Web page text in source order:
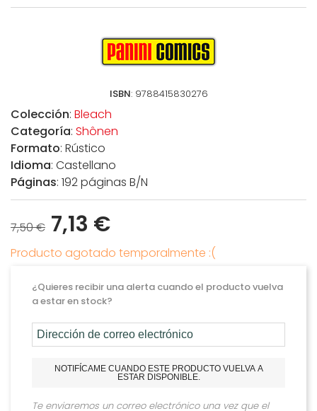
ISBN: 9788415830276
Colección: Bleach
Categoría: Shônen
Formato: Rústico
Idioma: Castellano
Páginas: 192 páginas B/N
7,50 € 7,13 €
Producto agotado temporalmente :(
¿Quieres recibir una alerta cuando el producto vuelva
a estar en stock?
NOTIFÍCAME CUANDO ESTE PRODUCTO VUELVA A
ESTAR DISPONIBLE.
Te enviaremos un correo electrónico una vez que el